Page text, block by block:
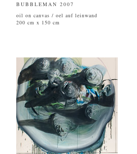
BUBBLEMAN 2007
oil on canvas / oel auf leinwand
200 cm x 150 cm